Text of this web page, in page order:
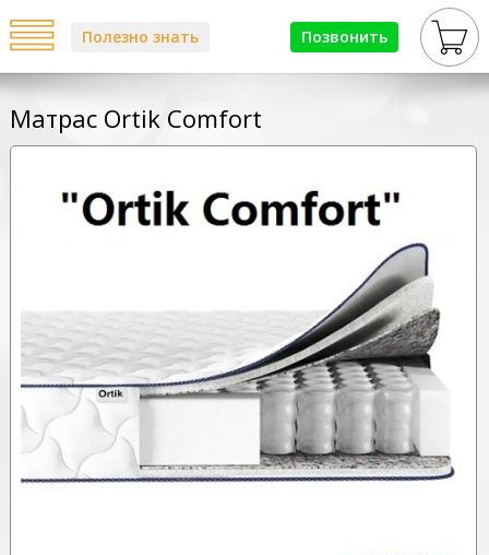
Позвонить
Полезно знать
Матрас Ortik Comfort